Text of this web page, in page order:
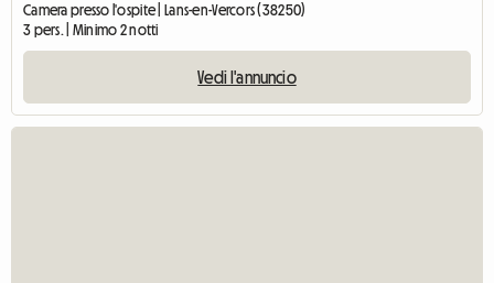
Camera presso l'ospite | Lans-en-Vercors (38250)
3 pers. | Minimo 2 notti
Vedi l'annuncio